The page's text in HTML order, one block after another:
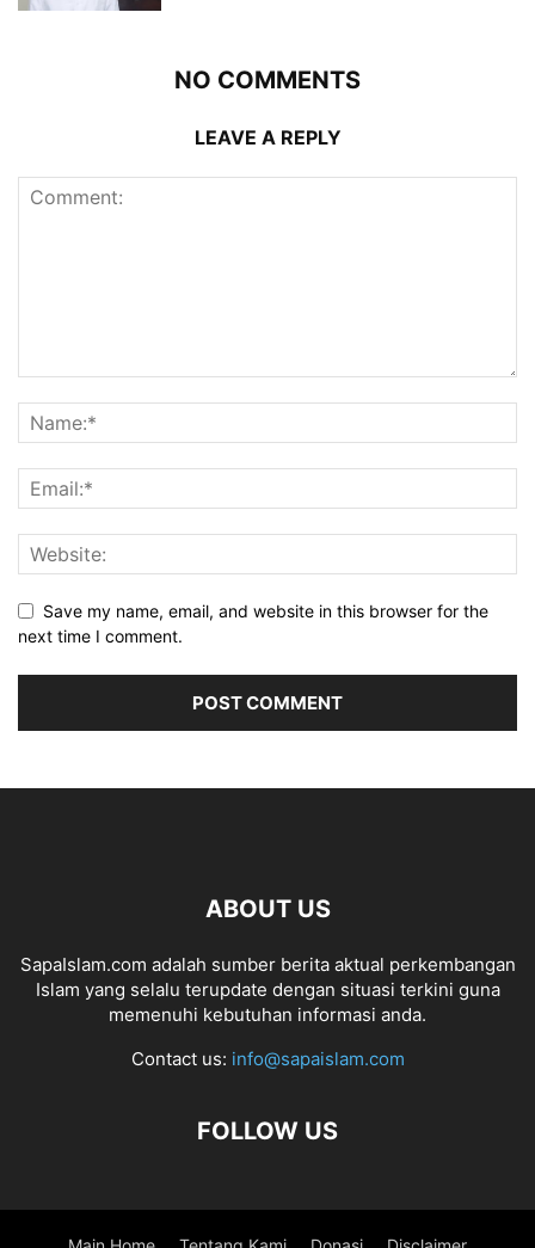
NO COMMENTS
LEAVE A REPLY
Save my name, email, and website in this browser for the
next time I comment.
ABOUT US
SapaIslam.com adalah sumber berita aktual perkembangan
Islam yang selalu terupdate dengan situasi terkini guna
memenuhi kebutuhan informasi anda.
Contact us: info@sapaislam.com
FOLLOW US